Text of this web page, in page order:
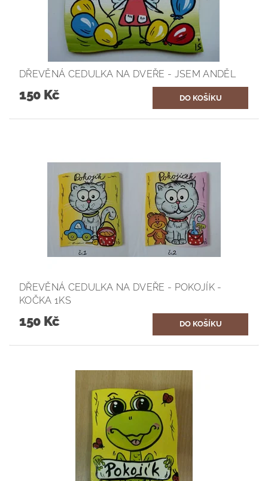
DŘEVĚNÁ CEDULKA NA DVEŘE - JSEM ANDĚL
150 Kč
DŘEVĚNÁ CEDULKA NA DVEŘE - POKOJÍK -
KOČKA 1KS
150 Kč